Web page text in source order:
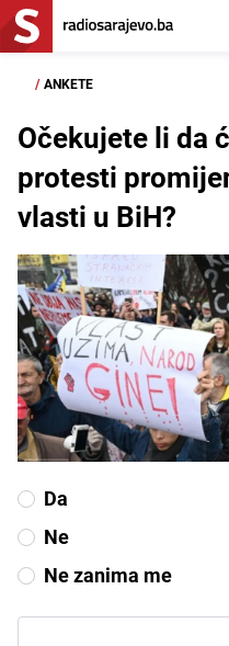
/ ANKETE
Očekujete li da
protesti
vlasti u BiH?
Da
Ne
Ne zanima me